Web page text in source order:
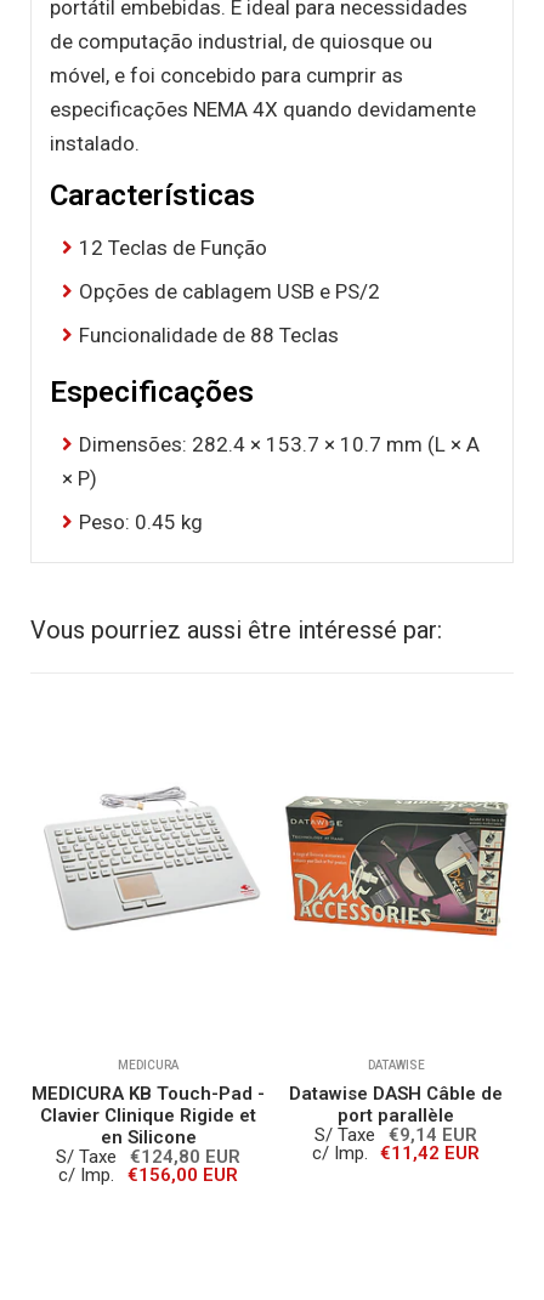
portátil embebidas. É ideal para necessidades
de computação industrial, de quiosque ou
móvel, e foi concebido para cumprir as
especificações NEMA 4X quando devidamente
instalado.
Características
12 Teclas de Função
Opções de cablagem USB e PS/2
Funcionalidade de 88 Teclas
Especificações
Dimensões: 282.4 × 153.7 × 10.7 mm (L × A
× P)
Peso: 0.45 kg
Vous pourriez aussi être intéressé par:
MEDICURA
MEDICURA KB Touch-Pad -
Clavier Clinique Rigide et
en Silicone
S/ Taxe
€124,80 EUR
c/ Imp.
€156,00 EUR
DATAWISE
Datawise DASH Câble de
port parallèle
S/ Taxe
€9,14 EUR
c/ Imp.
€11,42 EUR